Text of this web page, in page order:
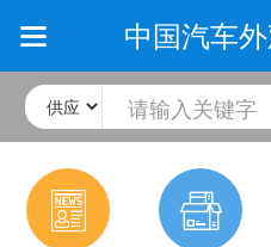
中国汽车